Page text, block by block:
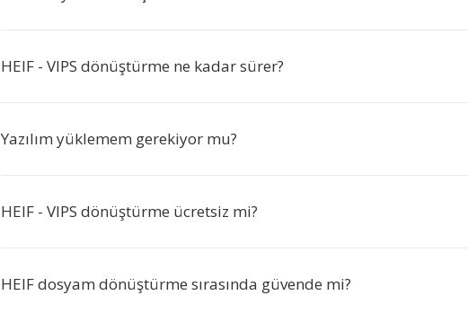
HEIF - VIPS dönüştürme ne kadar sürer?
Yazılım yüklemem gerekiyor mu?
HEIF - VIPS dönüştürme ücretsiz mi?
HEIF dosyam dönüştürme sırasında güvende mi?